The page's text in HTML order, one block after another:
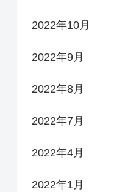
2022年10月
2022年9月
2022年8月
2022年7月
2022年4月
2022年1月